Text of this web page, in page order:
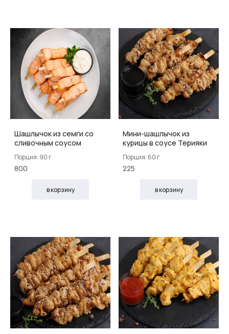
Шашлычок из семги со
сливочным соусом
Порция: 90 г
800
в корзину
Мини-шашлычок из
курицы в соусе Терияки
Порция: 60 г
225
в корзину